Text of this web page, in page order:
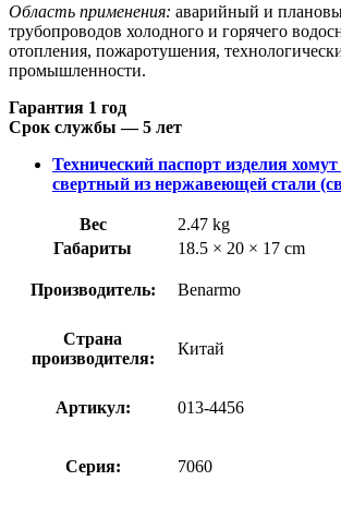
Область применения: аварийный и
трубопроводов холодного и горячего
отопления, пожаротушения,
промышленности.
Гарантия 1 год
Срок службы — 5 лет
Технический паспорт изделия
свертный из нержавеющей стали
Вес
2.47 kg
Габариты
18.5 × 20 × 17 cm
Производитель: Benarmo
Страна
производителя:
Китай
Артикул: 013-4456
Серия: 7060